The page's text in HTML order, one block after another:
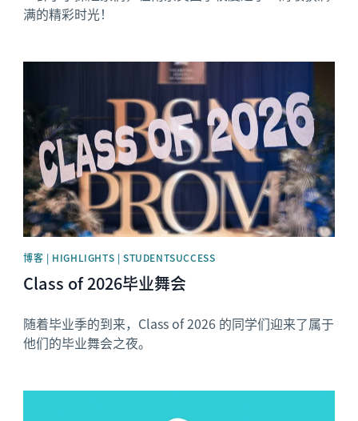
满的精彩时光！
博客 | HIGHLIGHTS | STUDENTSUCCESS
Class of 2026毕业舞会
随着毕业季的到来，Class of 2026 的同学们迎来了属于
他们的毕业舞会之夜。